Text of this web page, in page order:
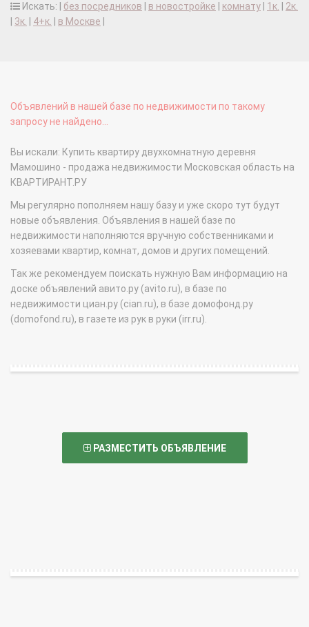
Искать: | без посредников в новостройке комнату 1к.
2к.
3к. 4+к. в Москве
Объявлений в нашей базе по недвижимости по такому
запросу не найдено...
Вы искали: Купить квартиру двухкомнатную деревня
Мамошино - продажа недвижимости Московская область на
КВАРТИРАНТ.РУ
Мы регулярно пополняем нашу базу и уже скоро тут будут
новые объявления. Объявления в нашей базе по
недвижимости наполняются вручную собственниками и
хозяевами квартир, комнат, домов и других помещений.
Так же рекомендуем поискать нужную Вам информацию на
доске объявлений авито.ру (avito.ru), в базе по
недвижимости циан.ру (cian.ru), в базе домофонд.ру
(domofond.ru), в газете из рук в руки (irr.ru).
РАЗМЕСТИТЬ ОБЪЯВЛЕНИЕ